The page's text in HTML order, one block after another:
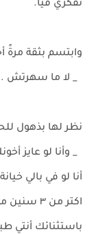
تفكري فيا.
وابتسم بثقة
_ لا ما سهرتش ..
نظر لها بذهول
_ وأنا لو عايز
أنا لو في بالي
اكتر
باستثنائك أنتي